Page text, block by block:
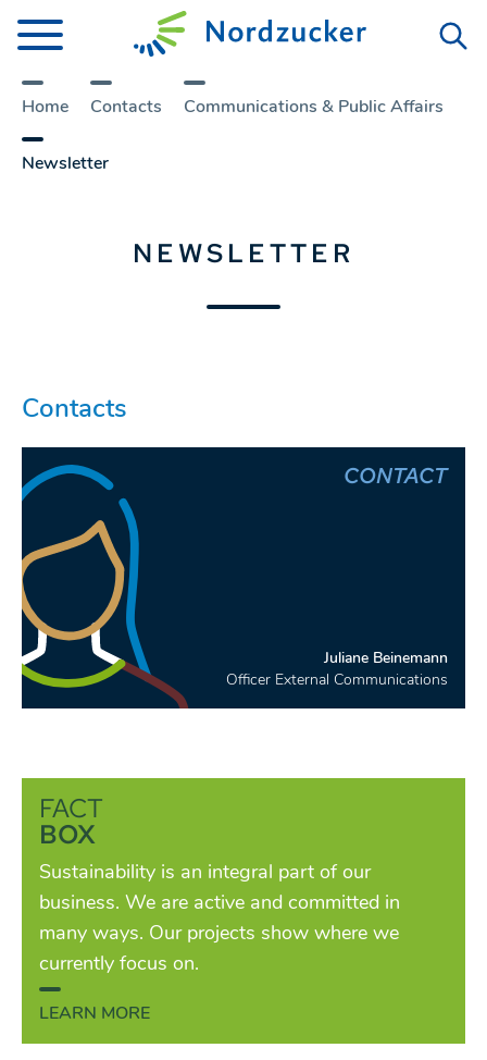
Home Contacts Communi­cations & Public Affairs
Newsletter
NEWSLETTER
Contacts
CONTACT
Juliane Beinemann
Officer External Communications
FACT
BOX
Sustainability is an integral part of our
business. We are active and committed in
many ways. Our projects show where we
currently focus on.
LEARN MORE